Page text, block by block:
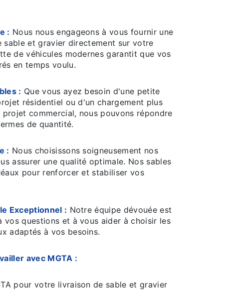
: Nous nous engageons à vous fournir une
sable et gravier directement sur votre
de véhicules modernes garantit que vos
en temps voulu.
: Que vous ayez besoin d'une petite
résidentiel ou d'un chargement plus
commercial, nous pouvons répondre
de quantité.
: Nous choisissons soigneusement nos
assurer une qualité optimale. Nos sables
pour renforcer et stabiliser vos
Exceptionnel : Notre équipe dévouée est
vos questions et à vous aider à choisir les
adaptés à vos besoins.
avec MGTA :
pour votre livraison de sable et gravier